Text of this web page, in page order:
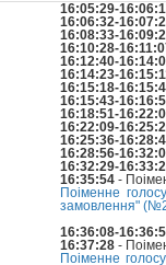
16:05:29-
16:06:32-
16:08:33-
16:10:28-
16:12:40-
16:14:23-
16:15:18-
16:15:43-
16:18:51-
16:22:09-
16:25:36-
16:28:56-
16:32:29-
16:35:54 -
Поіменне
замовлення"
16:36:08-
16:37:28 -
Поіменне